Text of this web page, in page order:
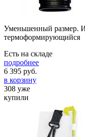
Уменьшенный размер.
термоформирующийся
Есть на складе
подробнее
6 395 руб.
в корзину
308 уже
купили